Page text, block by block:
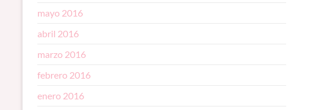
mayo 2016
abril 2016
marzo 2016
febrero 2016
enero 2016